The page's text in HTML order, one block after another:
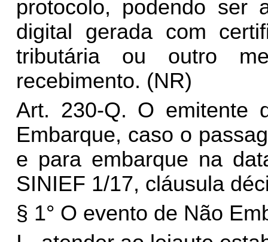
protocolo, podendo ser
digital gerada com
tributária ou outro
recebimento. (NR)
Art. 230-Q. O emitente
Embarque, caso o
e para embarque na
SINIEF 1/17, cláusula
§ 1° O evento de Não